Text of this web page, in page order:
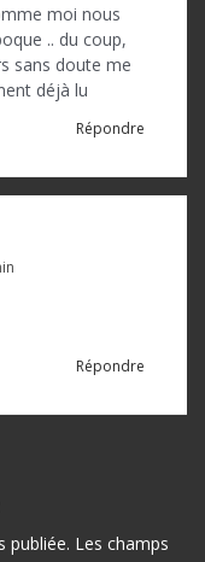
moi nous
.. du coup,
sans doute me
déjà lu
Répondre
Répondre
publiée. Les champs